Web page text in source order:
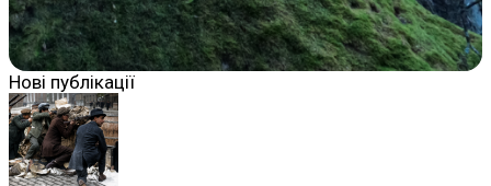
Нові публікації